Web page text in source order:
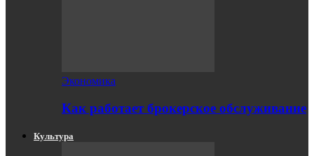
Экономика
Как работает брокерское обслуживание
Культура